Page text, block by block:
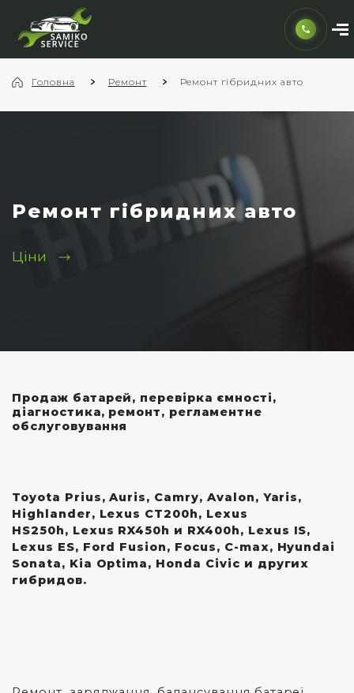
Головна Ремонт Ремонт гібридних авто
Ремонт гібридних авто
Ціни
Продаж батарей, перевірка ємності,
діагностика, ремонт, регламентне
обслуговування
Toyota Prius, Auris, Camry, Avalon, Yaris,
Highlander, Lexus CT200h, Lexus
HS250h, Lexus RX450h и RX400h, Lexus IS,
Lexus ES, Ford Fusion, Focus, C-max, Hyundai
Sonata, Kia Optima, Honda Civic и других
гибридов.